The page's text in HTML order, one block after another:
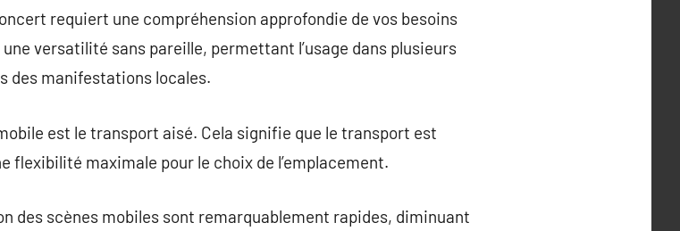
requiert une compréhension approfondie de vos besoins
versatilité sans pareille, permettant l’usage dans plusieurs
des manifestations locales.
est le transport aisé. Cela signifie que le transport est
maximale pour le choix de l’emplacement.
des scènes mobiles sont remarquablement rapides, diminuant